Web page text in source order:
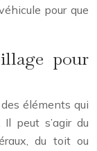
pour que
pour
des éléments qui
peut s’agir du
du toit ou